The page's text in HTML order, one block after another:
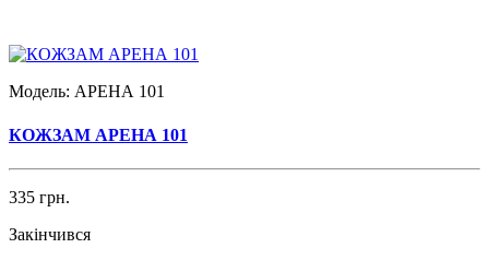
Модель: АРЕНА 101
КОЖЗАМ АРЕНА 101
335 грн.
Закінчився